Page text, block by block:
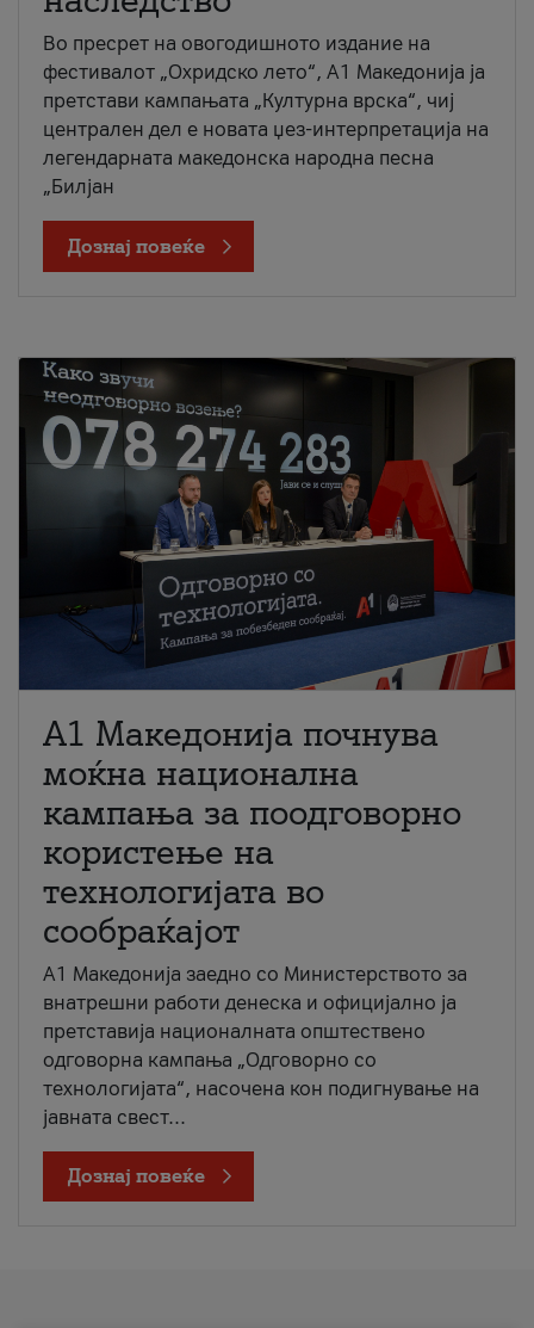
Во пресрет на овогодишното издание на
фестивалот „Охридско лето“, А1 Македонија ја
претстави кампањата „Културна врска“, чиј
централен дел е новата џез-интерпретација на
легендарната македонска народна песна
„Билјан
Дознај повеќе
A1 Македонија почнува
моќна национална
кампања за поодговорно
користење на
технологијата во
сообраќајот
A1 Македонија заедно со Министерството за
внатрешни работи денеска и официјално ја
претставија националната општествено
одговорна кампања „Одговорно со
технологијата“, насочена кон подигнување на
јавната свест...
Дознај повеќе